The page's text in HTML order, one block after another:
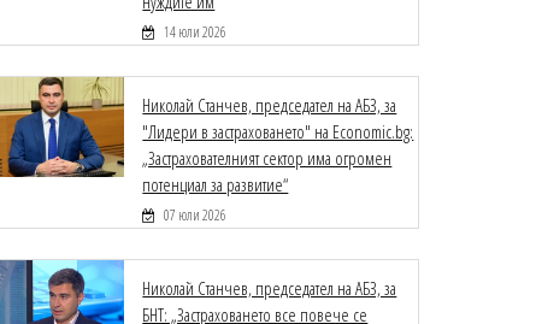
14 юли 2026
Николай Станчев, председател на АБЗ, за
"Лидери в застраховането" на Economic.bg:
„Застрахователният сектор има огромен
потенциал за развитие“
07 юли 2026
Николай Станчев, председател на АБЗ, за
БНТ: „Застраховането все повече се